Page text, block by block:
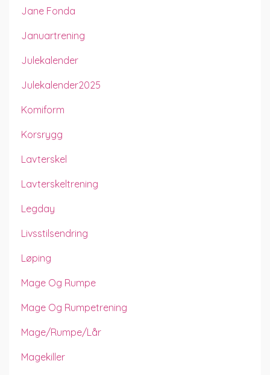
Jane Fonda
Januartrening
Julekalender
Julekalender2025
Komiform
Korsrygg
Lavterskel
Lavterskeltrening
Legday
Livsstilsendring
Løping
Mage Og Rumpe
Mage Og Rumpetrening
Mage/rumpe/lår
Magekiller